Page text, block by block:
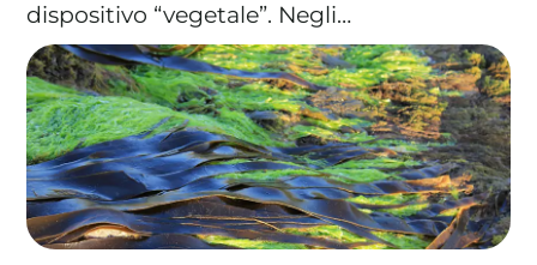
La tua cooperativa energetica sostenibile
CONTATTI
PASSA A WEFORGREEN
dispositivo “vegetale”. Negli…